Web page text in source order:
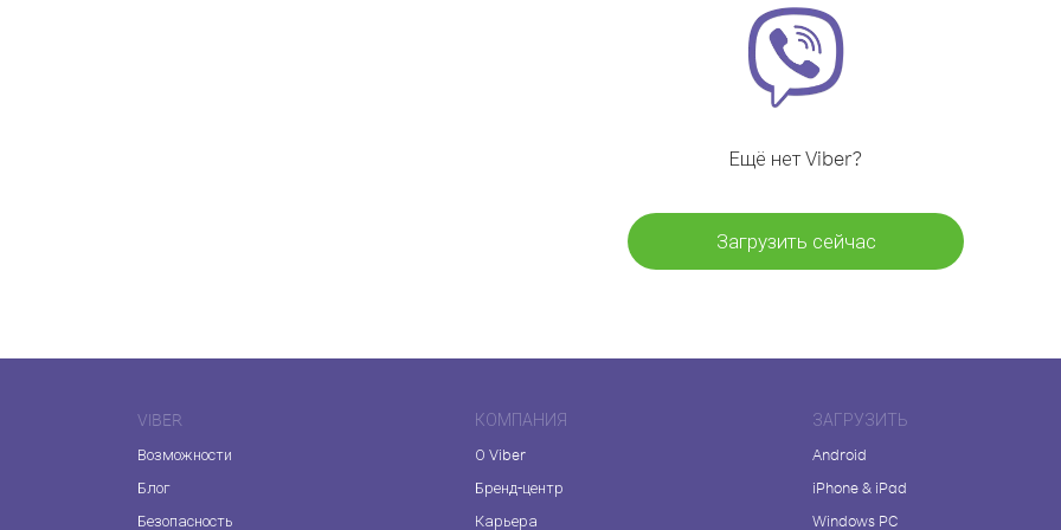
Ещё нет Viber?
Загрузить сейчас
VIBER
Возможности
Блог
Безопасность
КОМПАНИЯ
О Viber
Бренд-центр
Карьера
ЗАГРУЗИТЬ
Android
iPhone & iPad
Windows PC